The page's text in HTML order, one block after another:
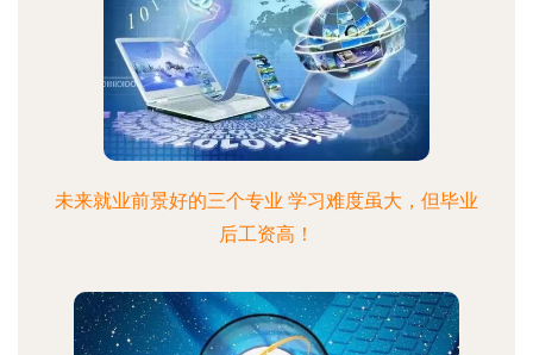
未来就业前景好的三个专业 学习难度虽大，但毕业
后工资高！